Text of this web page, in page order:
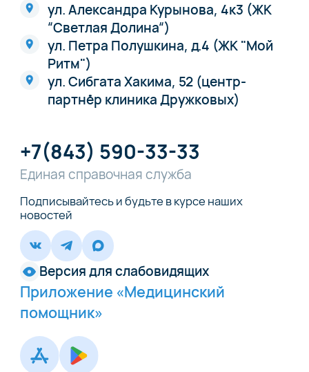
ул. Александра Курынова, 4к3 (ЖК
“Светлая Долина“)
ул. Петра Полушкина, д.4 (ЖК "Мой
Ритм")
ул. Сибгата Хакима, 52 (центр-
партнёр клиника Дружковых)
+7(843) 590-33-33
Единая справочная служба
Подписывайтесь и будьте в курсе наших
новостей
Версия для слабовидящих
Приложение «Медицинский
помощник»